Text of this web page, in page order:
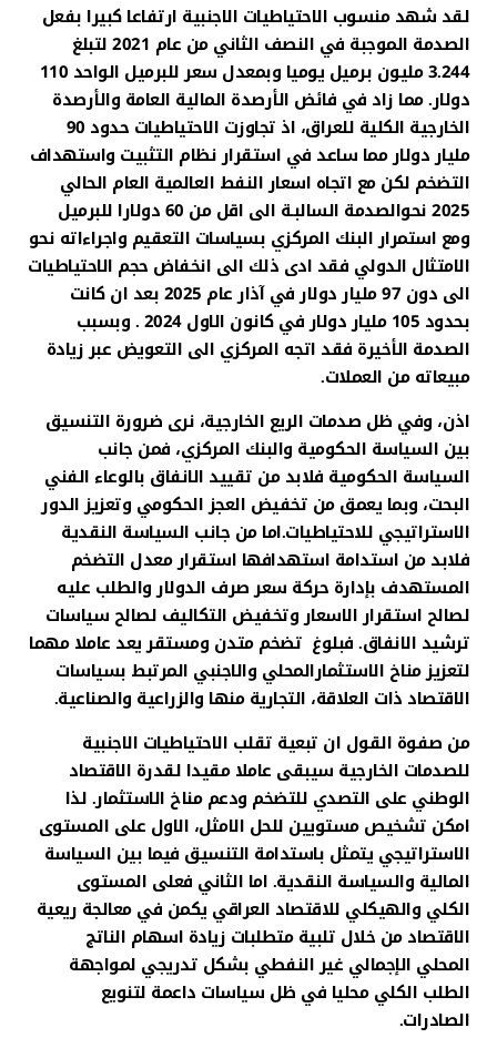
لقد شهد منسوب الاحتياطيات الاجنبية ارتفاعا كبيرا بفعل
الصدمة الموجبة في النصف الثاني من عام 2021 لتبلغ
3.244 مليون برميل يوميا وبمعدل سعر للبرميل الواحد 110
دولار. مما زاد في فائض الأرصدة المالية العامة والأرصدة
الخارجية الكلية للعراق، اذ تجاوزت الاحتياطيات حدود 90
مليار دولار مما ساعد في استقرار نظام التثبيت واستهداف
التضخم لكن مع اتجاه اسعار النفط العالمية العام الحالي
2025 نحوالصدمة السالبـة الى اقل من 60 دولارا للبرميل
ومع استمرار البنك المركزي بسياسات التعقيم واجراءاته نحو
الامتثال الدولي فقد ادى ذلك الى انخفاض حجم الاحتياطيات
الى دون 97 مليار دولار في آذار عام 2025 بعد ان كانت
بحدود 105 مليار دولار في كانون الاول 2024 . وبسبب
الصدمة الأخيرة فقد اتجه المركزي الى التعويض عبر زيادة
مبيعاته من العملات.
اذن، وفي ظل صدمات الريع الخارجية، نرى ضرورة التنسيق
بين السياسة الحكومية والبنك المركزي، فمن جانب
السياسة الحكومية فلابد من تقييد الانفاق بالوعاء الفني
البحت، وبما يعمق من تخفيض العجز الحكومي وتعزيز الدور
الاستراتيجي للاحتياطيات.اما من جانب السياسة النقدية
فلابد من استدامة استهدافها استقرار معدل التضخم
المستهدف بإدارة حركة سعر صرف الدولار والطلب عليه
لصالح استقرار الاسعار وتخفيض التكاليف لصالح سياسات
ترشيد الانفاق. فبلوغ تضخم متدن ومستقر يعد عاملا مهما
لتعزيز مناخ الاستثمارالمحلي والاجنبي المرتبط بسياسات
الاقتصاد ذات العلاقة، التجارية منها والزراعية والصناعية.
من صفوة القول ان تبعية تقلب الاحتياطيات الاجنبية
للصدمات الخارجية سيبقى عاملا مقيدا لقدرة الاقتصاد
الوطني على التصدي للتضخم ودعم مناخ الاستثمار. لذا
امكن تشخيص مستويين للحل الامثل، الاول على المستوى
الاستراتيجي يتمثل باستدامة التنسيق فيما بين السياسة
المالية والسياسة النقدية. اما الثاني فعلى المستوى
الكلي والهيكلي للاقتصاد العراقي يكمن في معالجة ريعية
الاقتصاد من خلال تلبية متطلبات زيادة اسهام الناتج
المحلي الإجمالي غير النفطي بشكل تدريجي لمواجهة
الطلب الكلي محليا في ظل سياسات داعمة لتنويع
الصادرات.